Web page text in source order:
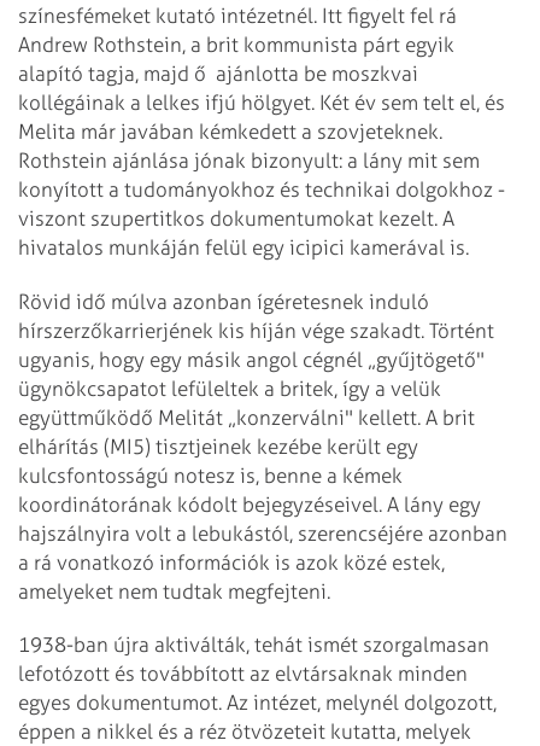
színesfémeket kutató intézetnél. Itt figyelt fel rá
Andrew Rothstein, a brit kommunista párt egyik
alapító tagja, majd ő ajánlotta be moszkvai
kollégáinak a lelkes ifjú hölgyet. Két év sem telt el, és
Melita már javában kémkedett a szovjeteknek.
Rothstein ajánlása jónak bizonyult: a lány mit sem
konyított a tudományokhoz és technikai dolgokhoz -
viszont szupertitkos dokumentumokat kezelt. A
hivatalos munkáján felül egy icipici kamerával is.
Rövid idő múlva azonban ígéretesnek induló
hírszerzőkarrierjének kis híján vége szakadt. Történt
ugyanis, hogy egy másik angol cégnél „gyűjtögető"
ügy­nökcsapatot lefüleltek a britek, így a velük
együttműködő Melitát „konzerválni" kellett. A brit
elhárítás (MI5) tisztjeinek kezébe került egy
kulcsfontosságú notesz is, benne a kémek
koordinátorának kódolt bejegyzéseivel. A lány egy
hajszálnyira volt a lebukástól, szerencséjére azonban
a rá vonatkozó információk is azok közé estek,
amelyeket nem tudtak megfejteni.
1938-ban újra aktiválták, tehát ismét szorgalmasan
lefotózott és továbbított az elvtársaknak minden
egyes dokumentumot. Az intézet, melynél dolgozott,
éppen a nikkel és a réz ötvözeteit kutatta, melyek